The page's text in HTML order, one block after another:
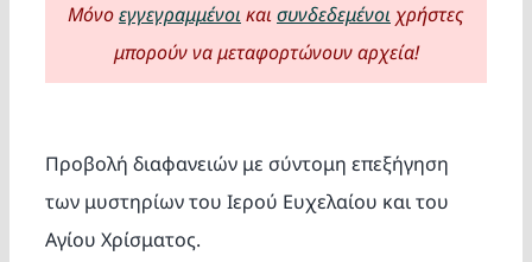
Μόνοεγγεγραμμένοικαισυνδεδεμένοι χρήστες
μπορούν να μεταφορτώνουν αρχεία!
Προβολή διαφανειών με σύντομη επεξήγηση
των μυστηρίων του Ιερού Ευχελαίου και του
Αγίου Χρίσματος.